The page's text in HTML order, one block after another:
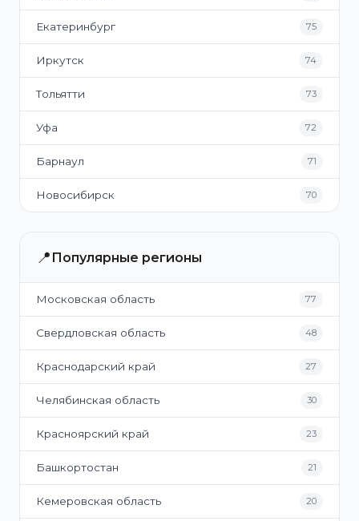
Екатеринбург 75
Иркутск 74
Тольятти 73
Уфа 72
Барнаул 71
Новосибирск 70
📍 Популярные регионы
Московская область 77
Свердловская область 48
Краснодарский край 27
Челябинская область 30
Красноярский край 23
Башкортостан 21
Кемеровская область 20